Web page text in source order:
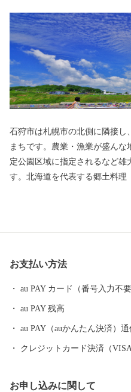
石狩市は札幌市の北側に隣接し
まちです。農業・漁業が盛ん
定公園区域に指定されるなど雄
す。北海道を代表する郷土料理
お支払い方法
au PAY カード（番号入力不要
au PAY 残高
au PAY（auかんたん決済）
クレジットカード決済（
お申し込みに関して